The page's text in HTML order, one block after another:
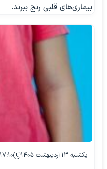
بیماری‌های قلبی رنج ببرند.
یکشنبه ۱۳ اردیبهشت ۱۴۰۵ ۱۷:۱۰